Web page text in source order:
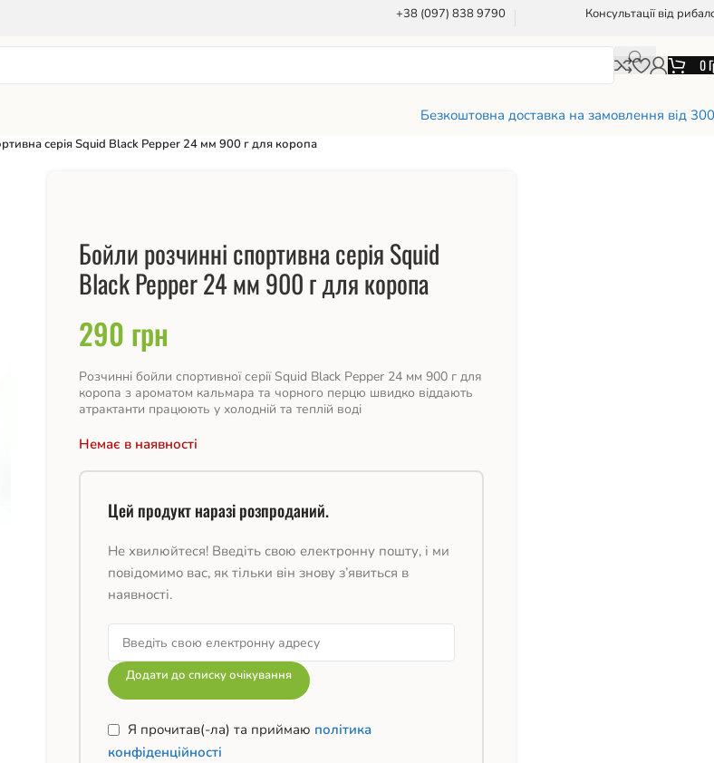
+38 (097) 838 9790 Консультації від
0
Безкоштовна доставка на замовлення від
серія Squid Black Pepper 24 мм 900 г для коропа
Бойли розчинні спортивна серія Squid
Black Pepper 24 мм 900 г для коропа
290 грн
Розчинні бойли спортивної серії Squid Black Pepper 24 мм 900 г для
коропа з ароматом кальмара та чорного перцю швидко віддають
атрактанти працюють у холодній та теплій воді
Немає в наявності
Цей продукт наразі розпроданий.
Не хвилюйтеся! Введіть свою електронну пошту, і ми
повідомимо вас, як тільки він знову з’явиться в
наявності.
Додати до списку очікування
Я прочитав(-ла) та приймаю політика
конфіденційності